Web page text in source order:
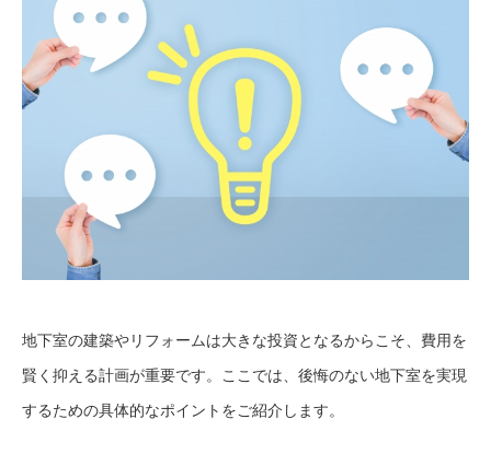
地下室の建築やリフォームは大きな投資となるからこそ、費用を
賢く抑える計画が重要です。ここでは、後悔のない地下室を実現
するための具体的なポイントをご紹介します。